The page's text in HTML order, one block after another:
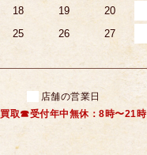
18 19 20
25 26 27
店舗の営業日
取☎受付年中無休：8時〜21時